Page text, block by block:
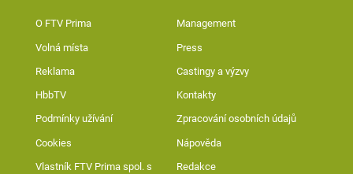
O FTV Prima Management
Volná místa Press
Reklama Castingy a výzvy
HbbTV Kontakty
Podmínky užívání Zpracování osobních údajů
Cookies Nápověda
Vlastník FTV Prima spol. s
Redakce